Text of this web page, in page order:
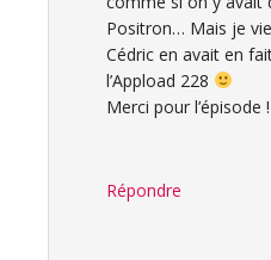
Positron… Mais je
Cédric en avait en
l’Appload 228
Merci pour l’épisode !
Répondre